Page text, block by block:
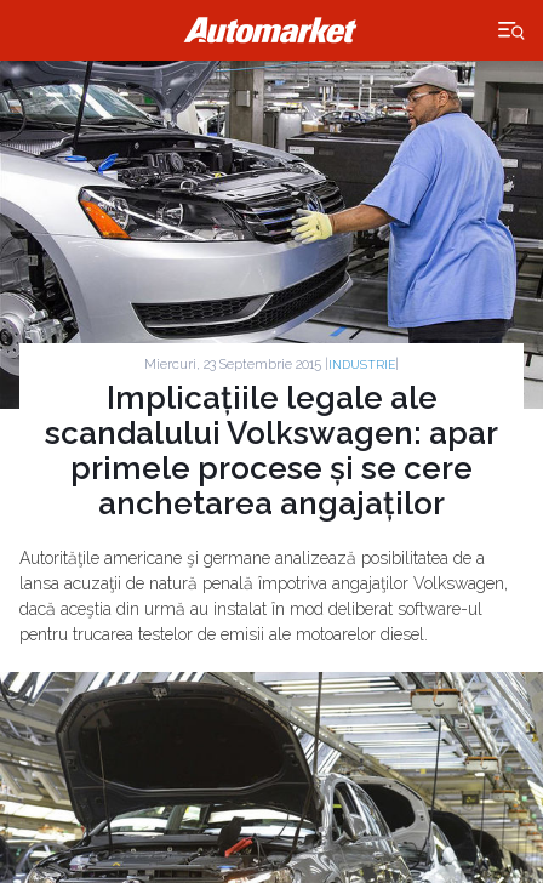
×
Miercuri, 23 Septembrie 2015 | INDUSTRIE
Implicațiile legale ale
scandalului Volkswagen: apar
primele procese și se cere
anchetarea angajaților
Autorităţile americane şi germane analizează posibilitatea de a
lansa acuzaţii de natură penală împotriva angajaţilor Volkswagen,
dacă aceştia din urmă au instalat în mod deliberat software-ul
pentru trucarea testelor de emisii ale motoarelor diesel.